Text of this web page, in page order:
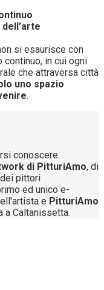
si esaurisce con
continuo, in cui ogni
che attraversa città
uno spazio
.
conoscere.
di PitturiAmo, di
pittori
ed unico e-
e PitturiAmo
a Caltanissetta.